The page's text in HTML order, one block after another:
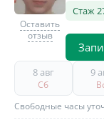
Оставить
отзыв
Стаж
8 авг
Сб
9
Свободные часы